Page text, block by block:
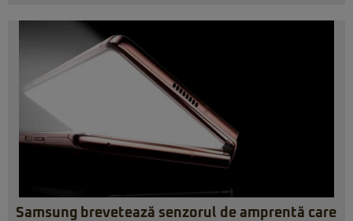
Samsung brevetează senzorul de amprentă care